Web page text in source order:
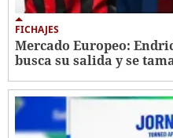
FICHAJES
Mercado Europeo:
busca su salida y se